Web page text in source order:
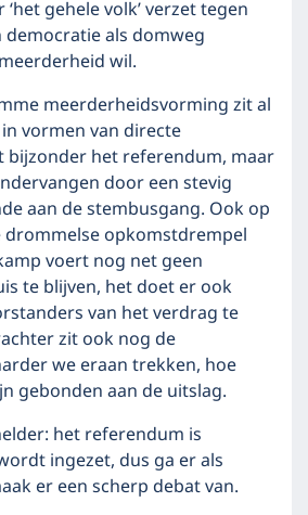
gehele volk’ verzet tegen
als domweg
wil.
meerderheidsvorming zit al
vormen van directe
bijzonder het referendum, maar
door een stevig
aan de stembusgang. Ook op
opkomstdrempel
voert nog net geen
te blijven, het doet er ook
van het verdrag te
zit ook nog de
we eraan trekken, hoe
gebonden aan de uitslag.
het referendum is
ingezet, dus ga er als
er een scherp debat van.